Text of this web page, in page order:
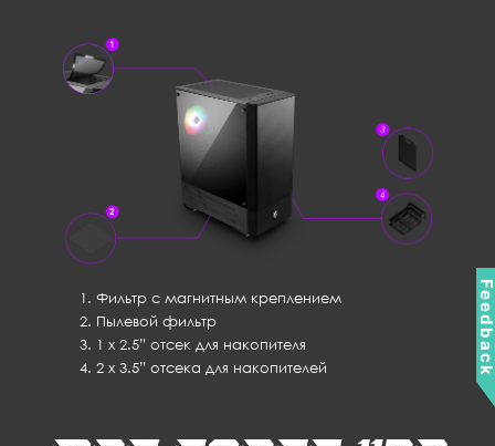
Фильтр с магнитным креплением
Пылевой фильтр
1 x 2.5” отсек для накопителя
2 x 3.5” отсека для накопителей